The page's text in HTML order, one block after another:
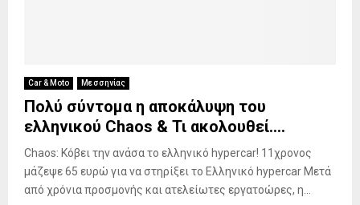
Car & Moto Μεσσηνίας
Πολύ σύντομα η αποκάλυψη του
ελληνικού Chaos & Τι ακολουθεί….
Chaos: Κόβει την ανάσα το ελληνικό hypercar! 11χρονος
μάζεψε 65 ευρώ για να στηρίξει το Ελληνικό hypercar Μετά
από χρόνια προσμονής και ατελείωτες εργατοώρες, η...